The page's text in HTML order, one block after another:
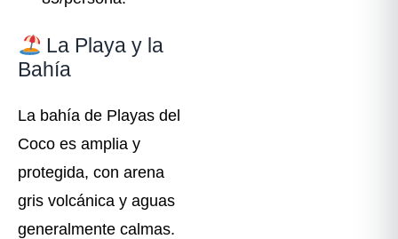
La Playa y la
Bahía
La bahía de Playas del
Coco es amplia y
protegida, con arena
gris volcánica y aguas
generalmente calmas.